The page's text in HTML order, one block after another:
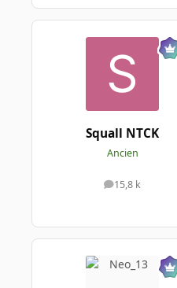
Squall NTCK
Ancien
15,8 k
messages